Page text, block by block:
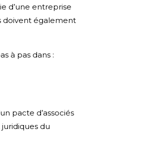
d’une entreprise
doivent également
à pas dans :
pacte d’associés
juridiques du